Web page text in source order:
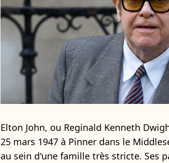
Elton John, ou Reginald Kenneth
25 mars 1947 à Pinner dans le
au sein d'une famille très stricte. Ses